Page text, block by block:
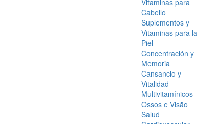
Vitaminas para
Cabello
Suplementos y
Vitaminas para la
Piel
Concentración y
Memoria
Cansancio y
Vitalidad
Multivitamínicos
Ossos e Visão
Salud